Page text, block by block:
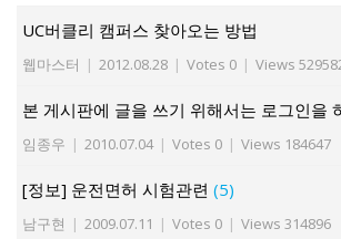
UC버클리 캠퍼스 찾아오는 방법
웹마스터 | 2012.08.28 | Votes 0 | Views
본 게시판에 글을 쓰기 위해서는 로그인을
임종우 | 2010.07.04 | Votes 0 | Views 184647
[정보] 운전면허 시험관련 (5)
남구현 | 2009.07.11 | Votes 0 | Views 314896